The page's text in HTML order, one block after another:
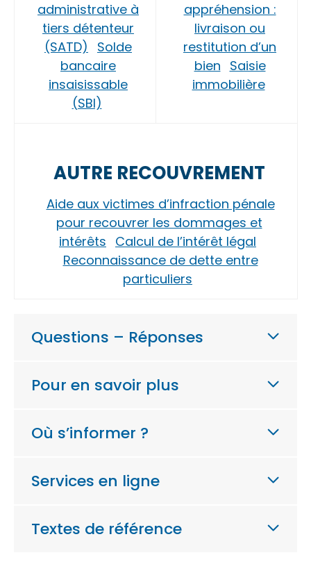
administrative à
tiers détenteur
(SATD)
Solde
bancaire
insaisissable
(SBI)
appréhension :
livraison ou
restitution d’un
bien Saisie
immobilière
AUTRE RECOUVREMENT
Aide aux victimes d’infraction pénale
pour recouvrer les dommages et
intérêts Calcul de l’intérêt légal
Reconnaissance de dette entre
particuliers
Questions – Réponses
Pour en savoir plus
Où s’informer ?
Services en ligne
Textes de référence